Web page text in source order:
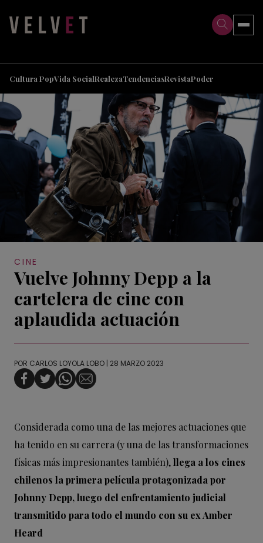
Cultura PopVida SocialRealezaTendenciasRevistaPoder
CINE
Vuelve Johnny Depp a la
cartelera de cine con
aplaudida actuación
POR CARLOS LOYOLA LOBO | 28 MARZO 2023
Considerada como una de las mejores actuaciones que
ha tenido en su carrera (y una de las transformaciones
físicas más impresionantes también),llega a los cines
chilenos la primera película protagonizada por
Johnny Depp, luego del enfrentamiento judicial
transmitido para todo el mundo con su ex Amber
Heard